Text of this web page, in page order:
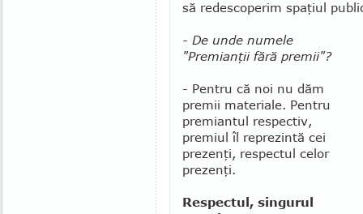
să re­descoperim spaţiul
- De unde numele
"Premianţii fără premii"?
- Pentru că noi nu dăm
premii materiale. Pen­tru
premiantul respectiv,
premiul îl reprezintă cei
pre­zenţi, respectul celor
prezenţi.
Respectul, singurul